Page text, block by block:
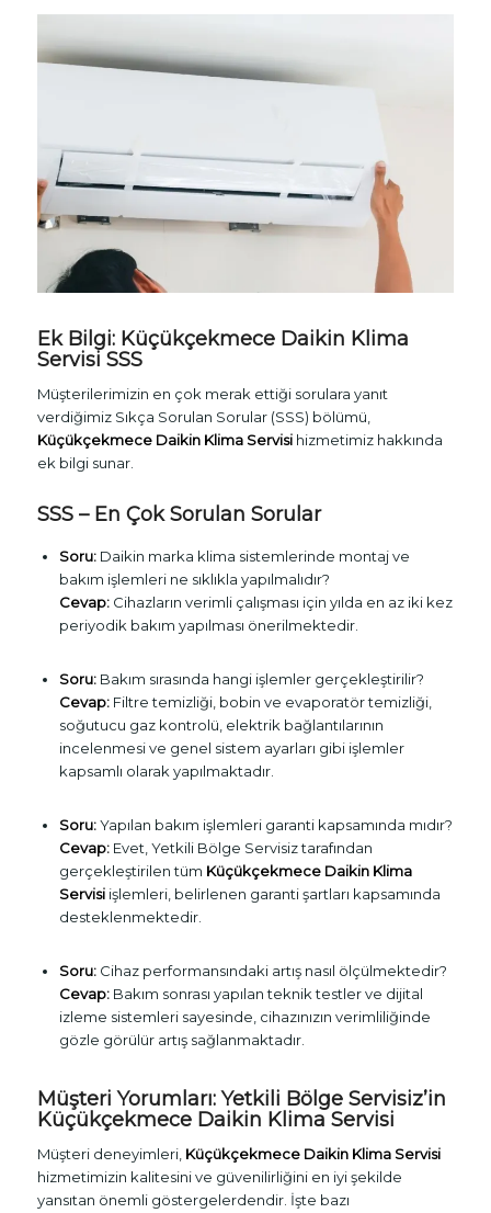
Ek Bilgi: Küçükçekmece Daikin Klima
Servisi SSS
Müşterilerimizin en çok merak ettiği sorulara yanıt
verdiğimiz Sıkça Sorulan Sorular (SSS) bölümü,
Küçükçekmece Daikin Klima Servisihizmetimiz hakkında
ek bilgi sunar.
SSS – En Çok Sorulan Sorular
Soru:Daikin marka klima sistemlerinde montaj ve
bakım işlemleri ne sıklıkla yapılmalıdır?
Cevap:Cihazların verimli çalışması için yılda en az iki kez
periyodik bakım yapılması önerilmektedir.
Soru:Bakım sırasında hangi işlemler gerçekleştirilir?
Cevap:Filtre temizliği, bobin ve evaporatör temizliği,
soğutucu gaz kontrolü, elektrik bağlantılarının
incelenmesi ve genel sistem ayarları gibi işlemler
kapsamlı olarak yapılmaktadır.
Soru:Yapılan bakım işlemleri garanti kapsamında mıdır?
Cevap:Evet, Yetkili Bölge Servisiz tarafından
gerçekleştirilen tüm Küçükçekmece Daikin Klima
Servisiişlemleri, belirlenen garanti şartları kapsamında
desteklenmektedir.
Soru:Cihaz performansındaki artış nasıl ölçülmektedir?
Cevap:Bakım sonrası yapılan teknik testler ve dijital
izleme sistemleri sayesinde, cihazınızın verimliliğinde
gözle görülür artış sağlanmaktadır.
Müşteri Yorumları: Yetkili Bölge Servisiz’in
Küçükçekmece Daikin Klima Servisi
Müşteri deneyimleri, Küçükçekmece Daikin Klima Servisi
hizmetimizin kalitesini ve güvenilirliğini en iyi şekilde
yansıtan önemli göstergelerdendir. İşte bazı